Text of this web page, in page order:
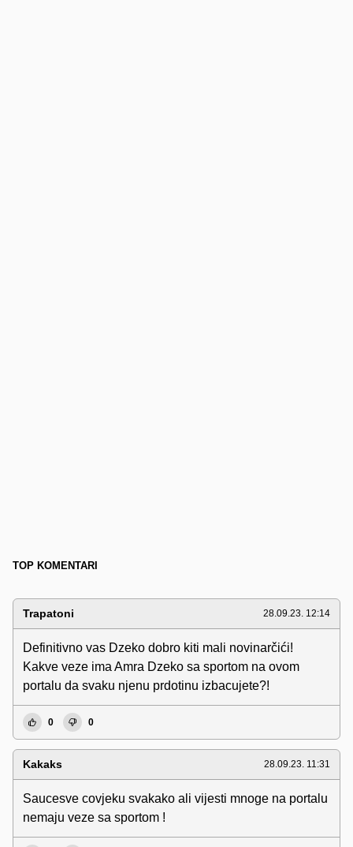
TOP KOMENTARI
Trapatoni 28.09.23. 12:14
Definitivno vas Dzeko dobro kiti mali novinarčići!
Kakve veze ima Amra Dzeko sa sportom na ovom
portalu da svaku njenu prdotinu izbacujete?!
0 0
Kakaks 28.09.23. 11:31
Saucesve covjeku svakako ali vijesti mnoge na portalu
nemaju veze sa sportom !